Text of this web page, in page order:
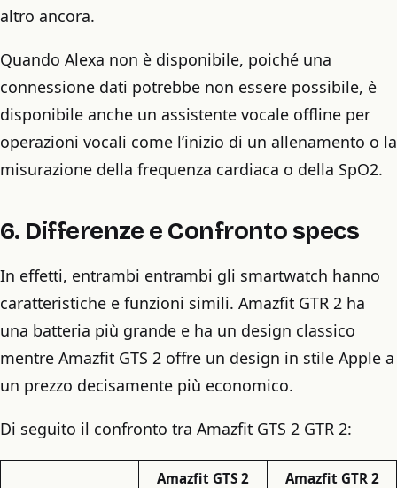
altro ancora.
Quando Alexa non è disponibile, poiché una
connessione dati potrebbe non essere possibile, è
disponibile anche un assistente vocale offline per
operazioni vocali come l’inizio di un allenamento o la
misurazione della frequenza cardiaca o della SpO2.
6. Differenze e Confronto specs
In effetti, entrambi entrambi gli smartwatch hanno
caratteristiche e funzioni simili. Amazfit GTR 2 ha
una batteria più grande e ha un design classico
mentre Amazfit GTS 2 offre un design in stile Apple a
un prezzo decisamente più economico.
Di seguito il confronto tra Amazfit GTS 2 GTR 2:
Amazfit GTS 2 Amazfit GTR 2